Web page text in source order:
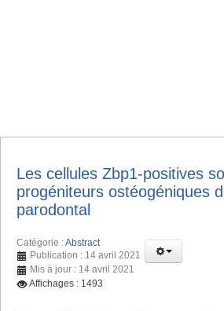
Les cellules Zbp1-positives
progéniteurs ostéogéniques
parodontal
Catégorie :Abstract
Publication : 14 avril 2021
Mis à jour : 14 avril 2021
Affichages : 1493